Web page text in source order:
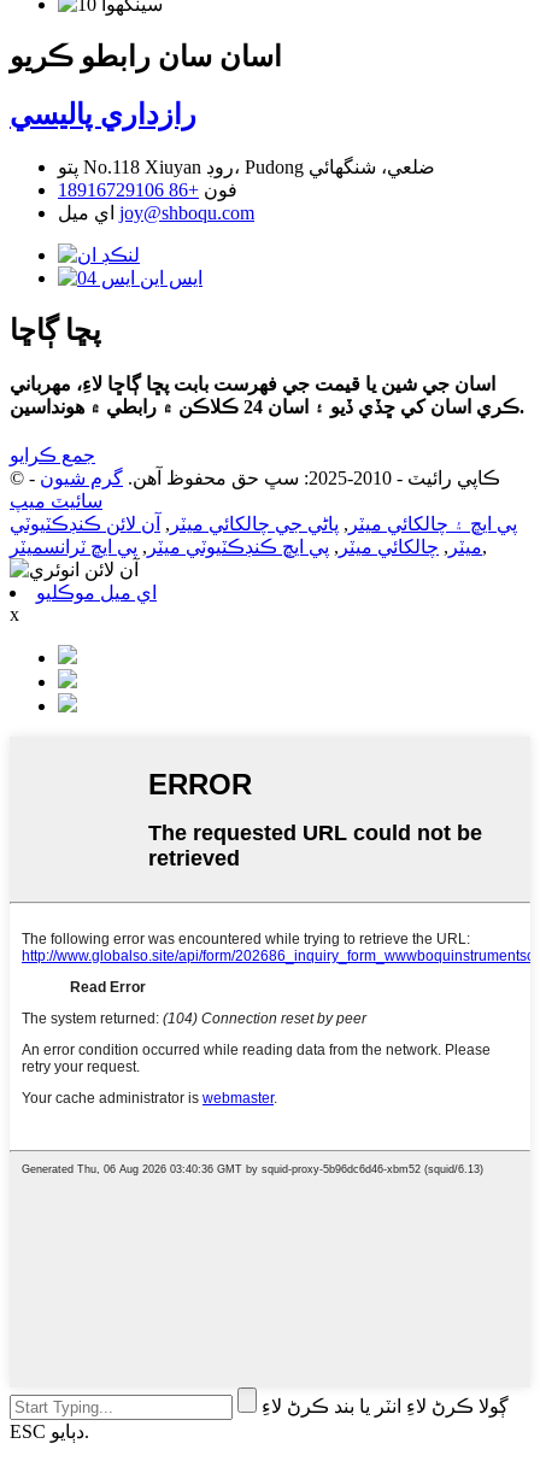
اسان سان رابطو ڪريو
رازداري پاليسي
پتو
No.118 Xiuyan روڊ، Pudong ضلعي، شنگھائي
فون +86 18916729106
اي ميل joy@shboqu.com
پڇا ڳاڇا
اسان جي شين يا قيمت جي فهرست بابت پڇا ڳاڇا لاءِ، مھرباني
ڪري اسان کي ڇڏي ڏيو ۽ اسان 24 ڪلاڪن ۾ رابطي ۾ ھونداسين.
جمع ڪرايو
© ڪاپي رائيٽ - 2010-2025: سڀ حق محفوظ آهن.
گرم شيون -
سائيٽ ميپ
پي ايڇ ۽ چالکائي ميٽر , پاڻي جي چالکائي ميٽر , آن لائن ڪنڊڪٽيوٽي
ميٽر , چالکائي ميٽر , پي ايڇ ڪنڊڪٽيوٽي ميٽر , پي ايڇ ٽرانسميٽر ,
اي ميل موڪليو
x
ڳولا ڪرڻ لاءِ انٽر يا بند ڪرڻ لاءِ
ESC دٻايو.